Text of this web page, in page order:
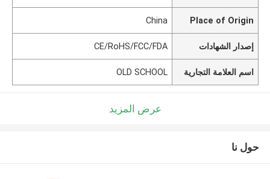
Place of Origin
China
إصدار الشهادات CE/RoHS/FCC/FDA
اسم العلامة التجارية OLD SCHOOL
عرض المزيد
حول نا